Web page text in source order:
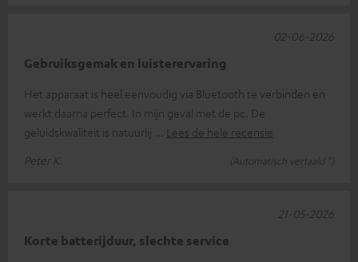
Gebruiksgemak en luisterervaring
Het apparaat is heel eenvoudig via Bluetooth te verbinden en
werkt daarna perfect. In mijn geval met de pc. De
geluidskwaliteit is natuurlij
Lees de hele recensie
Peter K.
(Automatisch vertaald *)
02-06-2026
Korte batterijduur, slechte service
21-05-2026